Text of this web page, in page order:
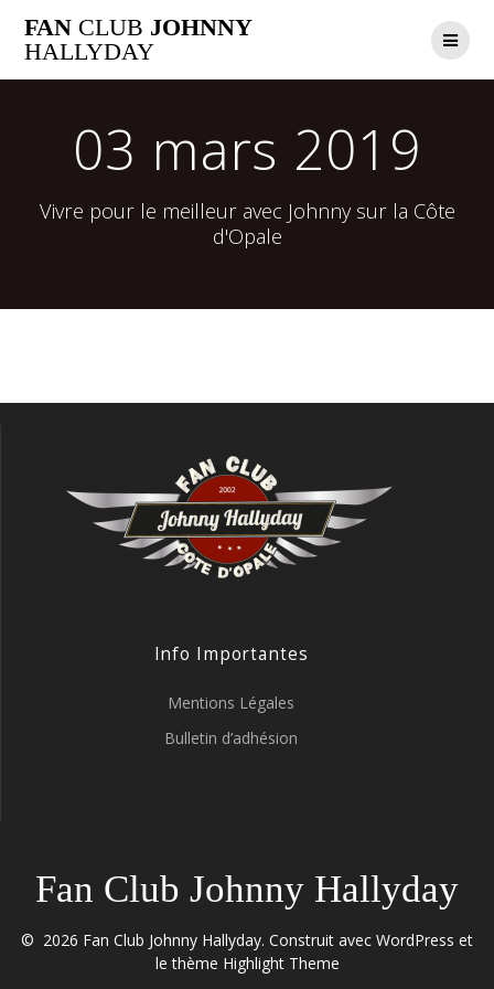
au
FAN CLUB JOHNNY
HALLYDAY
03 mars 2019
Vivre pour le meilleur avec Johnny sur la Côte
d'Opale
Info Importantes
Mentions Légales
Bulletin d’adhésion
Fan Club Johnny Hallyday
© 2026 Fan Club Johnny Hallyday. Construit avec WordPress et
le thème Highlight Theme